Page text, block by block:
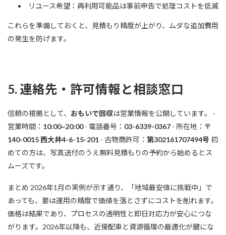
リユース希望：再利用可能品は事前申告で処理コストを低減
これらを準備しておくと、見積もり精度が上がり、ムダな追加費用
の発生を防げます。
5. 連絡先・許可情報と相談窓口
信頼の根拠として、 おもいで回収は営業情報を公開しています。 -
営業時間： 10:00~20:00- 電話番号： 03-6339-0367 - 所在地： 〒
140-0015 西大井4-6-15-201 - 古物商許可： 第302161707494号 初
めての方は、写真送付のうえ無料見積もりの予約から始めるとス
ムーズです。
まとめ 2026年1月の実例が示す通り、「地域最安値に挑戦中」で
あっても、要は運用の精度で価値を落とさずにコストを削れます。
価格は結果であり、プロセスの透明性と即日対応力が安心につな
がります。2026年以降も、近接配車と資源循環の最適化が鍵にな